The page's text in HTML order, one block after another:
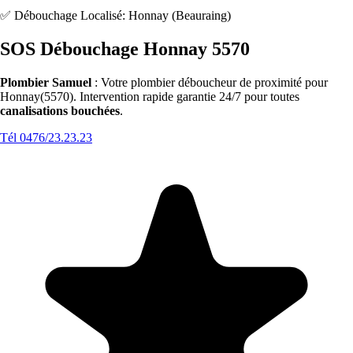
✅ Débouchage Localisé: Honnay (Beauraing)
SOS Débouchage Honnay 5570
Plombier Samuel : Votre plombier déboucheur de proximité pour
Honnay(5570). Intervention rapide garantie 24/7 pour toutes
canalisations bouchées.
Tél 0476/23.23.23